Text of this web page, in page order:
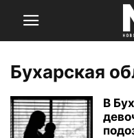
Бухарская
В